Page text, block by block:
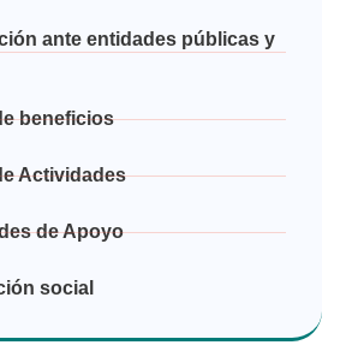
ante entidades públicas y
beneficios
Actividades
de Apoyo
social